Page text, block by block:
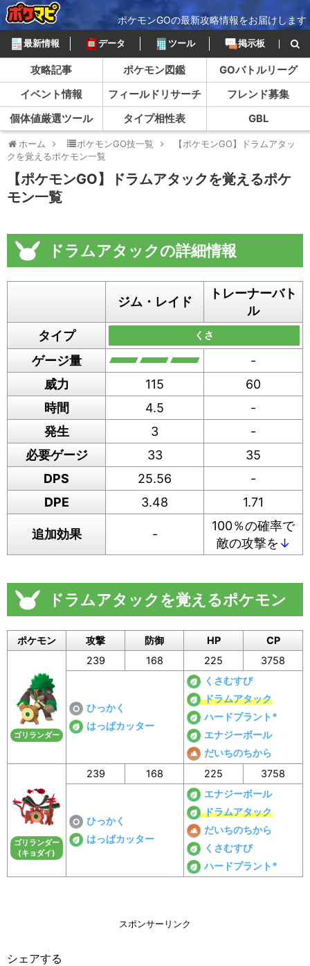
ポケモンGOの最新攻略情報をお届けします
最新情報 データ ツール 掲示板
攻略記事 ポケモン図鑑
GOバトルリーグ
イベント情報
フィールドリサーチ
フレンド募集
個体値厳選ツール
タイプ相性表 GBL
ホーム ポケモンGO技一覧
【ポケモンGO】ドラムアタッ
クを覚えるポケモン一覧
【ポケモンGO】ドラムアタックを覚えるポケ
モン一覧
ドラムアタックの詳細情報
ジム・レイド
トレーナーバト
ル
タイプ
くさ
ゲージ量
-
威力
115
60
時間
4.5
-
発生
3
-
必要ゲージ
33
35
DPS
25.56
-
DPE
3.48 1.71
追加効果 -
100％の確率で
敵の攻撃を ↓
ドラムアタックを覚えるポケモン
ポケモン 攻撃 防御 HP CP
ゴリランダー
239 168 225 3758
ひっかく
はっぱカッター
くさむすび
ドラムアタック
ハードプラント*
エナジーボール
だいちのちから
ゴリランダー
(キョダイ)
239 168 225 3758
ひっかく
はっぱカッター
エナジーボール
ドラムアタック
だいちのちから
くさむすび
ハードプラント*
スポンサーリンク
シェアする